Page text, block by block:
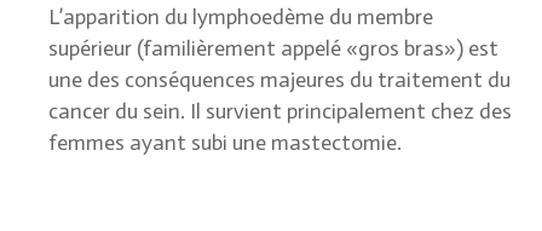
L’apparition du lymphoedème du membre
supérieur (familièrement appelé «gros bras») est
une des conséquences majeures du traitement du
cancer du sein. Il survient principalement chez des
femmes ayant subi une mastectomie.